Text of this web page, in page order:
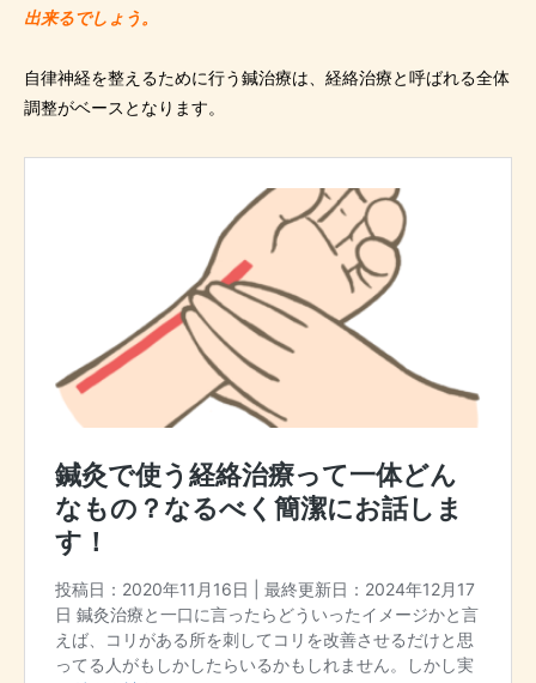
出来るでしょう。
自律神経を整えるために行う鍼治療は、経絡治療と呼ばれる全体
調整がベースとなります。